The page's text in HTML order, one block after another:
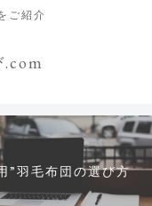
ご紹介
”羽毛布団の選び方